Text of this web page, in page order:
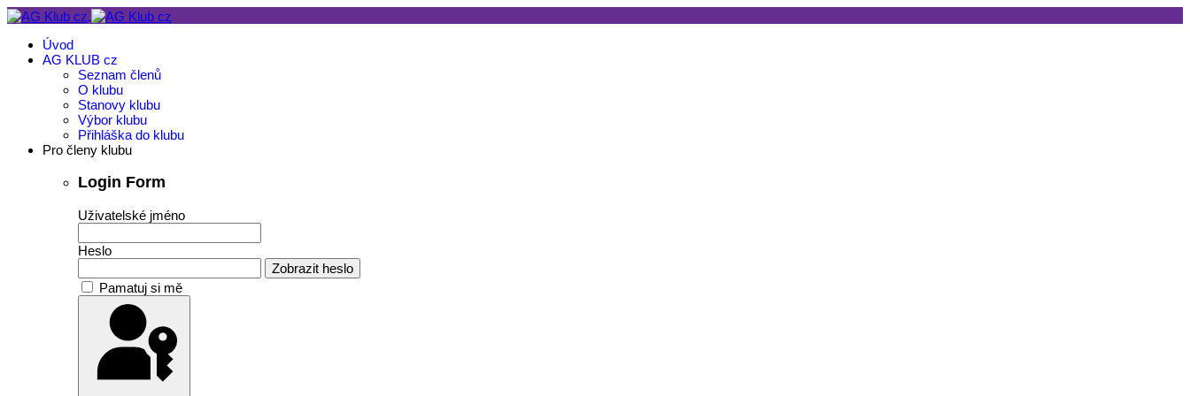
Úvod
AG KLUB cz
Seznam členů
O klubu
Stanovy klubu
Výbor klubu
Přihláška do klubu
Pro členy klubu
Login Form
Uživatelské jméno
Heslo
Zobrazit heslo
Pamatuj si mě